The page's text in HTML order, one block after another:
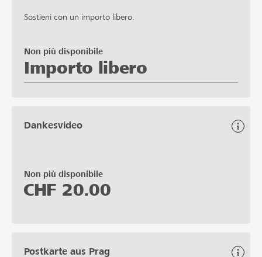
Sostieni con un importo libero.
Importo libero
Non più disponibile
Dankesvideo
Non più disponibile
CHF 20.00
Postkarte aus Prag